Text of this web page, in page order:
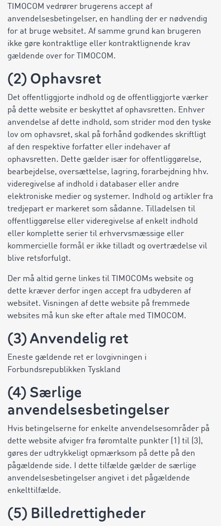
TIMOCOM vedrører brugerens accept af
anvendelsesbetingelser, en handling der er nødvendig
for at bruge websitet. Af samme grund kan brugeren
ikke gøre kontraktlige eller kontraktlignende krav
gældende over for TIMOCOM.
(2) Ophavsret
Det offentliggjorte indhold og de offentliggjorte værker
på dette website er beskyttet af ophavsretten. Enhver
anvendelse af dette indhold, som strider mod den tyske
lov om ophavsret, skal på forhånd godkendes skriftligt
af den respektive forfatter eller indehaver af
ophavsretten. Dette gælder især for offentliggørelse,
bearbejdelse, oversættelse, lagring, forarbejdning hhv.
videregivelse af indhold i databaser eller andre
elektroniske medier og systemer. Indhold og artikler fra
tredjepart er markeret som sådanne. Tilladelsen til
offentliggørelse eller videregivelse af enkelt indhold
eller komplette serier til erhvervsmæssige eller
kommercielle formål er ikke tilladt og overtrædelse vil
blive retsforfulgt.
Der må altid gerne linkes til TIMOCOMs website og
dette kræver derfor ingen accept fra udbyderen af
websitet. Visningen af dette website på fremmede
websites må kun ske efter aftale med TIMOCOM.
(3) Anvendelig ret
Eneste gældende ret er lovgivningen i
Forbundsrepublikken Tyskland
(4) Særlige
anvendelsesbetingelser
Hvis betingelserne for enkelte anvendelsesområder på
dette website afviger fra føromtalte punkter (1) til (3),
gøres der udtrykkeligt opmærksom på dette på den
pågældende side. I dette tilfælde gælder de særlige
anvendelsesbetingelser angivet i det pågældende
enkelttilfælde.
(5) Billedrettigheder